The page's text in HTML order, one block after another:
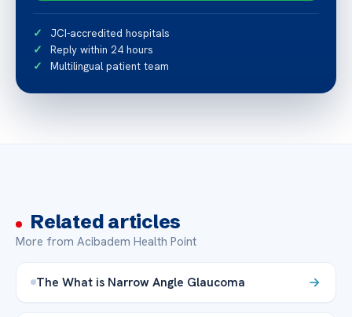
JCI-accredited hospitals
Reply within 24 hours
Multilingual patient team
Related articles
More from Acibadem Health Point
The What is Narrow Angle Glaucoma